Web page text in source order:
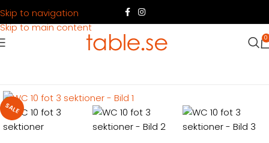
Skip to navigation
Skip to main content
0
Container Köpa container
SALE